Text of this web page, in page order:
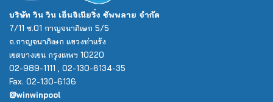
บริษัท วิน วิน เอ็นจิเนียริ่ง ซัพพลาย จำกัด
7/11 ซ.01 กาญจนาภิเษก 5/5
ถ.กาญจนาภิเษก แขวงท่าแร้ง
เขตบางเขน กรุงเทพฯ 10220
02-989-1111 , 02-130-6134-35
Fax. 02-130-6136
@winwinpool